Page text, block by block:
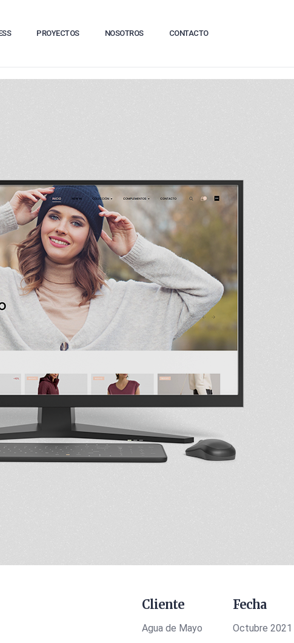
PROYECTOS NOSOTROS CONTACTO
Cliente
Agua de Mayo
Fecha
Octubre 2021